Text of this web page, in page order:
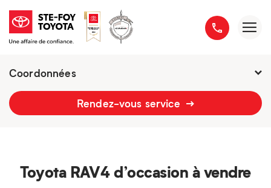
Coordonnées
7h - 21h
Rendez-vous service
Toyota RAV4 d’occasion à vendre